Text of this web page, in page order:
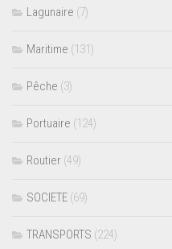
Lagunaire (7)
Maritime (131)
Pêche (3)
Portuaire (124)
Routier (49)
SOCIETE (69)
TRANSPORTS (224)